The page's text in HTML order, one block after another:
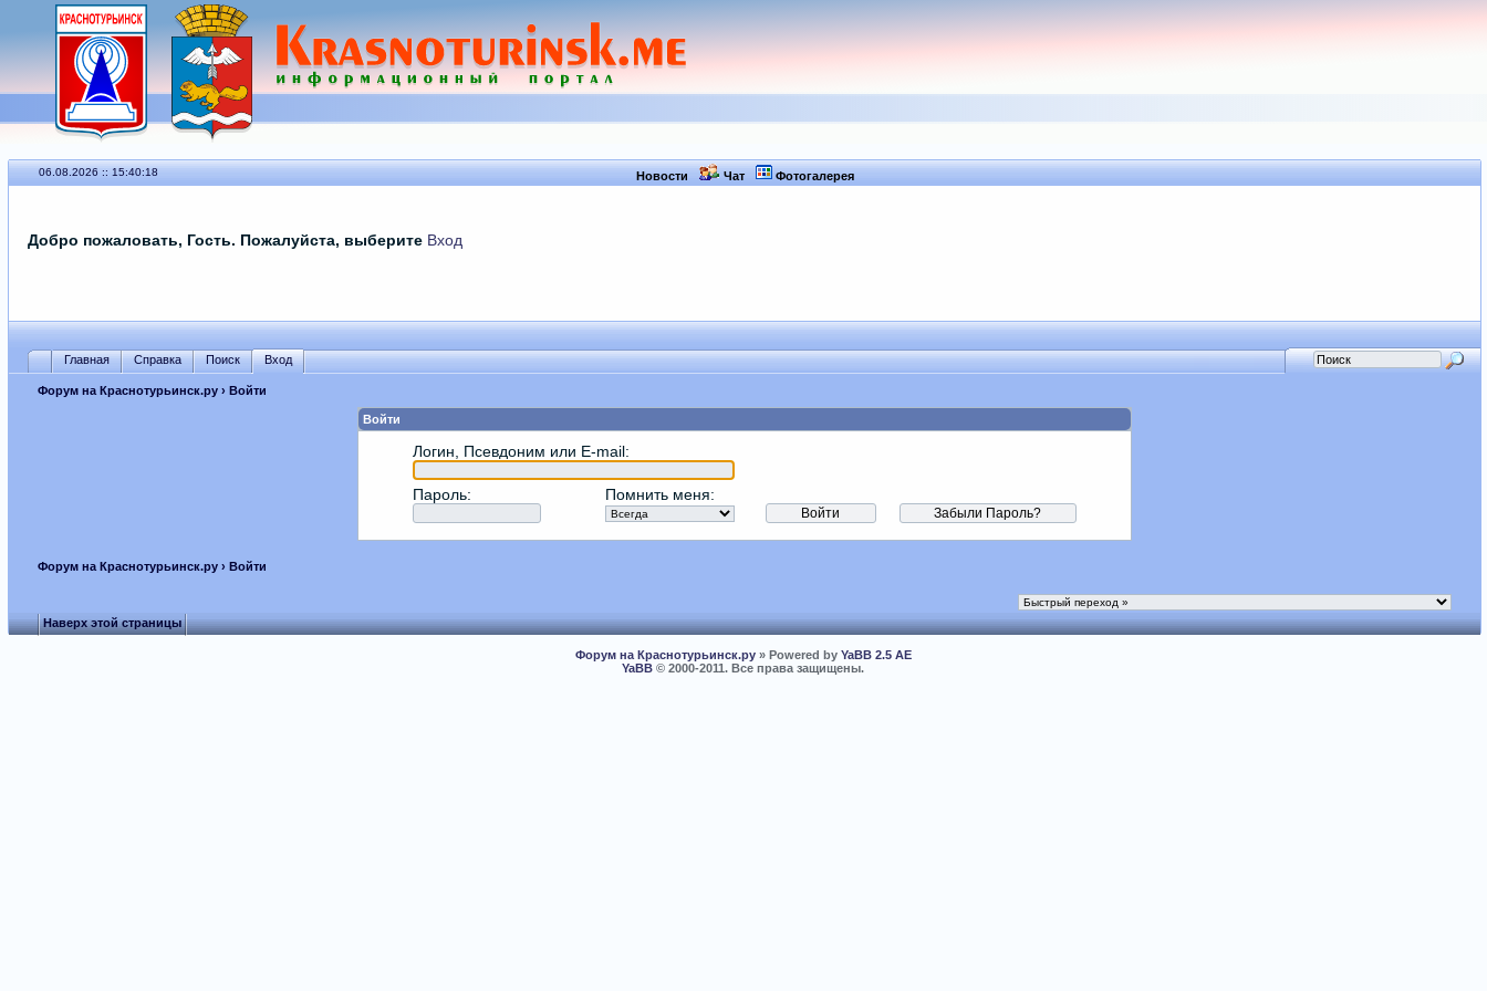
06.08.2026 :: 15:40:18 Новости Чат Фотогалерея
Добро пожаловать, Гость. Пожалуйста, выберите Вход
Главная Справка Поиск Вход
Форум на Краснотурьинск.ру› Войти
Войти
Логин, Псевдоним или E-mail:
Пароль: Помнить меня:
Форум на Краснотурьинск.ру› Войти
Наверх этой страницы
Форум на Краснотурьинск.ру» Powered by YaBB 2.5 AE
YaBB © 2000-2011. Все права защищены.